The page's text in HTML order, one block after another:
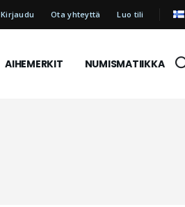
Kirjaudu Ota yhteyttä Luo tili KIELI
AIHEMERKIT NUMISMATIIKKA